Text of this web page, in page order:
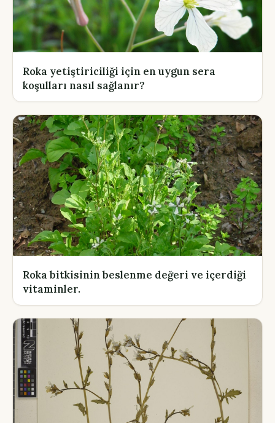
Roka yetiştiriciliği için en uygun sera
koşulları nasıl sağlanır?
Roka bitkisinin beslenme değeri ve içerdiği
vitaminler.